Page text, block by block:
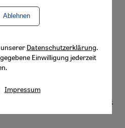
rief
britischen Schriftsteller
belegt auf tragische Weise,
Instrumentalisierung
in seinem Kommentar.
Ablehnen
unserer Datenschutzerklärung.
Einwilligung jederzeit
Impressum